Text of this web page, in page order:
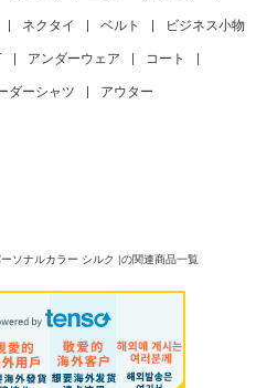
ネクタイ ベルト ビジネス小物
アンダーウェア コート
ダーシャツ アウター
ーソナルカラー シルク |の関連商品一覧